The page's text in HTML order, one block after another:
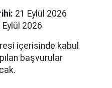
21 Eylül 2026
Eylül 2026
içerisinde kabul
başvurular